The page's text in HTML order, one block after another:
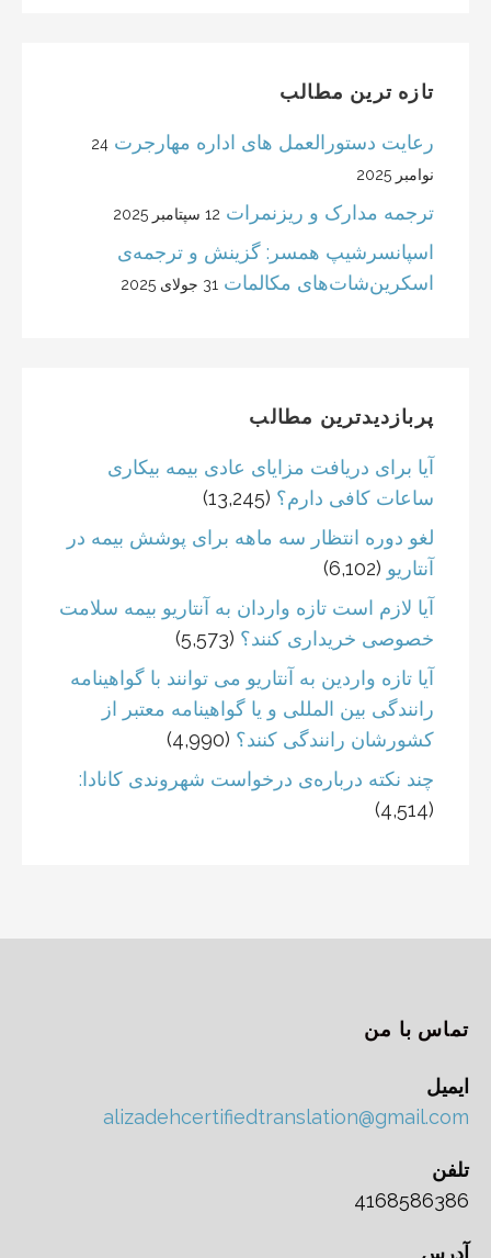
تازه ترین مطالب
رعایت دستورالعمل های اداره مهارجرت 24
نوامبر 2025
ترجمه مدارک و ریزنمرات 12 سپتامبر 2025
اسپانسرشیپ همسر: گزینش و ترجمه‌ی
اسکرین‌شات‌های مکالمات 31 جولای 2025
پربازدیدترین مطالب
آیا برای دریافت مزایای عادی بیمه بیکاری
ساعات کافی دارم؟ (13,245)
لغو دوره انتظار سه ماهه برای پوشش بیمه در
آنتاریو (6,102)
آیا لازم است تازه واردان به آنتاریو بیمه سلامت
خصوصی خریداری کنند؟ (5,573)
آیا تازه واردین به آنتاریو می توانند با گواهینامه
رانندگی بین المللی و یا گواهینامه معتبر از
کشورشان رانندگی کنند؟ (4,990)
چند نکته درباره‌ی درخواست شهروندی کانادا:
(4,514)
تماس با من
ایمیل
alizadehcertifiedtranslation@gmail.com
تلفن
4168586386
آدرس